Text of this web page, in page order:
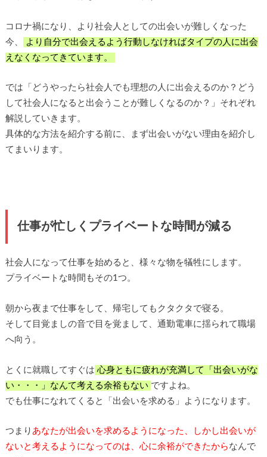
コロナ禍になり、より社会人としての出会いが難しくなった
今、
より自分で出会えるよう行動しなければタイプの人に出会
えなくなってきています。
では「どうやったら社会人でも理想の人に出会えるのか？どう
して社会人になると出会うことが難しくなるのか？」それぞれ
解説していきます。
具体的な方法を紹介する前に、まず出会いがない理由を紹介し
てまいります。
仕事が忙しくプライベートな時間が減る
社会人になって仕事を始めると、様々な物を犠牲にします。
プライベートな時間もその1つ。
朝から夜まで仕事をして、帰宅してもクタクタで寝る。
そして目覚ましの音で目を覚まして、通勤電車に揺られて職場
へ向う。
とくに就職してすぐは 心身ともに疲れが充満して「出会いがな
い・・・」なんて考える余裕もない ですよね。
でも仕事になれてくると「出会いを求める」ようになります。
つまり あなたが出会いを求めるようになった、しかし出会いが
ないと考えるようになってのは、心に余裕ができたから なんで